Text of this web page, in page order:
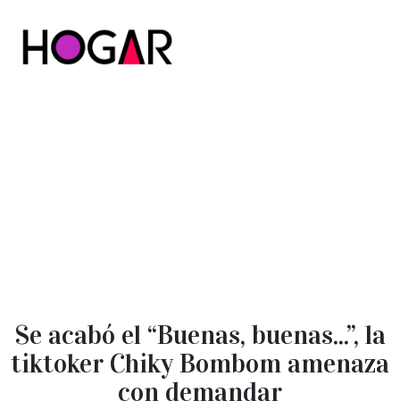
Se acabó el “Buenas, buenas...”, la
tiktoker Chiky Bombom amenaza
con demandar